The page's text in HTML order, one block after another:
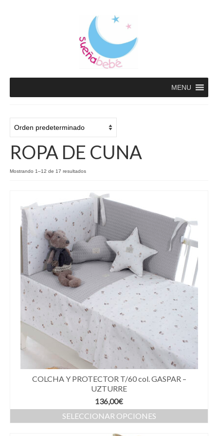
MENU
ROPA DE CUNA
Mostrando 1–12 de 17 resultados
COLCHA Y PROTECTOR T/60 col. GASPAR –
UZTURRE
136,00€
SELECCIONAR OPCIONES